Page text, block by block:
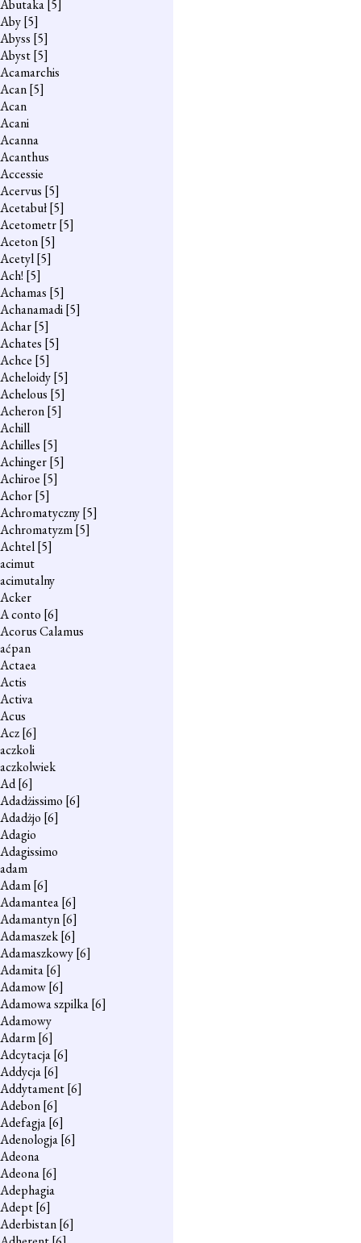
Abutaka[5]
Aby[5]
Abyss [5]
Abyst[5]
Acamarchis
Acan[5]
Acan
Acani
Acanna
Acanthus
Accessie
Acervus [5]
Acetabuł[5]
Acetometr[5]
Aceton[5]
Acetyl[5]
Ach! [5]
Achamas [5]
Achanamadi[5]
Achar[5]
Achates [5]
Achce [5]
Acheloidy[5]
Achelous [5]
Acheron[5]
Achill
Achilles [5]
Achinger[5]
Achiroe [5]
Achor[5]
Achromatyczny[5]
Achromatyzm[5]
Achtel[5]
acimut
acimutalny
Acker
A conto [6]
Acorus Calamus
aćpan
Actaea
Actis
Activa
Acus
Acz[6]
aczkoli
aczkolwiek
Ad[6]
Adadżissimo [6]
Adadżjo [6]
Adagio
Adagissimo
adam
Adam[6]
Adamantea[6]
Adamantyn[6]
Adamaszek[6]
Adamaszkowy[6]
Adamita[6]
Adamow[6]
Adamowa szpilka[6]
Adamowy
Adarm[6]
Adcytacja[6]
Addycja[6]
Addytament[6]
Adebon[6]
Adefagja[6]
Adenologja[6]
Adeona
Adeona[6]
Adephagia
Adept[6]
Aderbistan[6]